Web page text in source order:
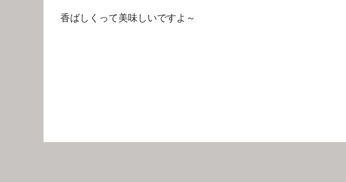
香ばしくって美味しいですよ～